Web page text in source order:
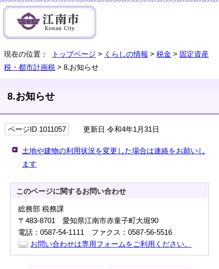
現在の位置： トップページ > くらしの情報 > 税金 > 固定資産
税・都市計画税 > 8.お知らせ
8.お知らせ
ページID 1011057 更新日 令和4年1月31日
土地や建物の利用状況を変更した場合は連絡をお願いし
ます
このページに関するお問い合わせ
総務部 税務課
〒483-8701 愛知県江南市赤童子町大堀90
電話：0587-54-1111 ファクス：0587-56-5516
お問い合わせは専用フォームをご利用ください。